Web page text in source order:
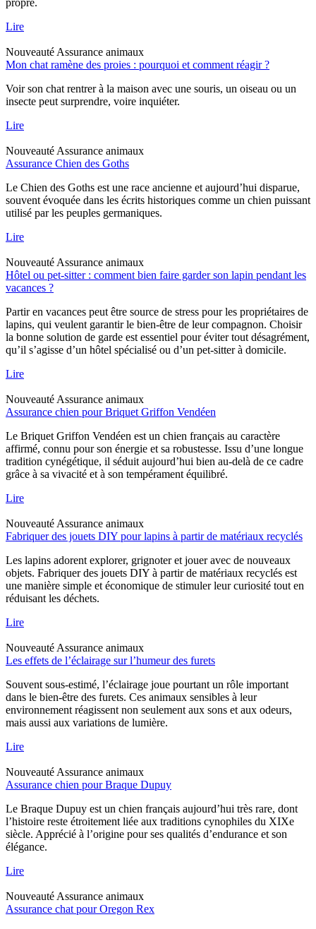
Lire
Nouveauté Assurance animaux
Mon chat ramène des proies : pourquoi et comment réagir ?
Voir son chat rentrer à la maison avec une souris, un oiseau ou un
insecte peut surprendre, voire inquiéter.
Lire
Nouveauté Assurance animaux
Assurance Chien des Goths
Le Chien des Goths est une race ancienne et aujourd’hui disparue,
souvent évoquée dans les écrits historiques comme un chien puissant
utilisé par les peuples germaniques.
Lire
Nouveauté Assurance animaux
Hôtel ou pet-sitter : comment bien faire garder son lapin pendant les
vacances ?
Partir en vacances peut être source de stress pour les propriétaires de
lapins, qui veulent garantir le bien-être de leur compagnon. Choisir
la bonne solution de garde est essentiel pour éviter tout désagrément,
qu’il s’agisse d’un hôtel spécialisé ou d’un pet-sitter à domicile.
Lire
Nouveauté Assurance animaux
Assurance chien pour Briquet Griffon Vendéen
Le Briquet Griffon Vendéen est un chien français au caractère
affirmé, connu pour son énergie et sa robustesse. Issu d’une longue
tradition cynégétique, il séduit aujourd’hui bien au-delà de ce cadre
grâce à sa vivacité et à son tempérament équilibré.
Lire
Nouveauté Assurance animaux
Fabriquer des jouets DIY pour lapins à partir de matériaux recyclés
Les lapins adorent explorer, grignoter et jouer avec de nouveaux
objets. Fabriquer des jouets DIY à partir de matériaux recyclés est
une manière simple et économique de stimuler leur curiosité tout en
réduisant les déchets.
Lire
Nouveauté Assurance animaux
Les effets de l’éclairage sur l’humeur des furets
Souvent sous-estimé, l’éclairage joue pourtant un rôle important
dans le bien-être des furets. Ces animaux sensibles à leur
environnement réagissent non seulement aux sons et aux odeurs,
mais aussi aux variations de lumière.
Lire
Nouveauté Assurance animaux
Assurance chien pour Braque Dupuy
Le Braque Dupuy est un chien français aujourd’hui très rare, dont
l’histoire reste étroitement liée aux traditions cynophiles du XIXe
siècle. Apprécié à l’origine pour ses qualités d’endurance et son
élégance.
Lire
Nouveauté Assurance animaux
Assurance chat pour Oregon Rex